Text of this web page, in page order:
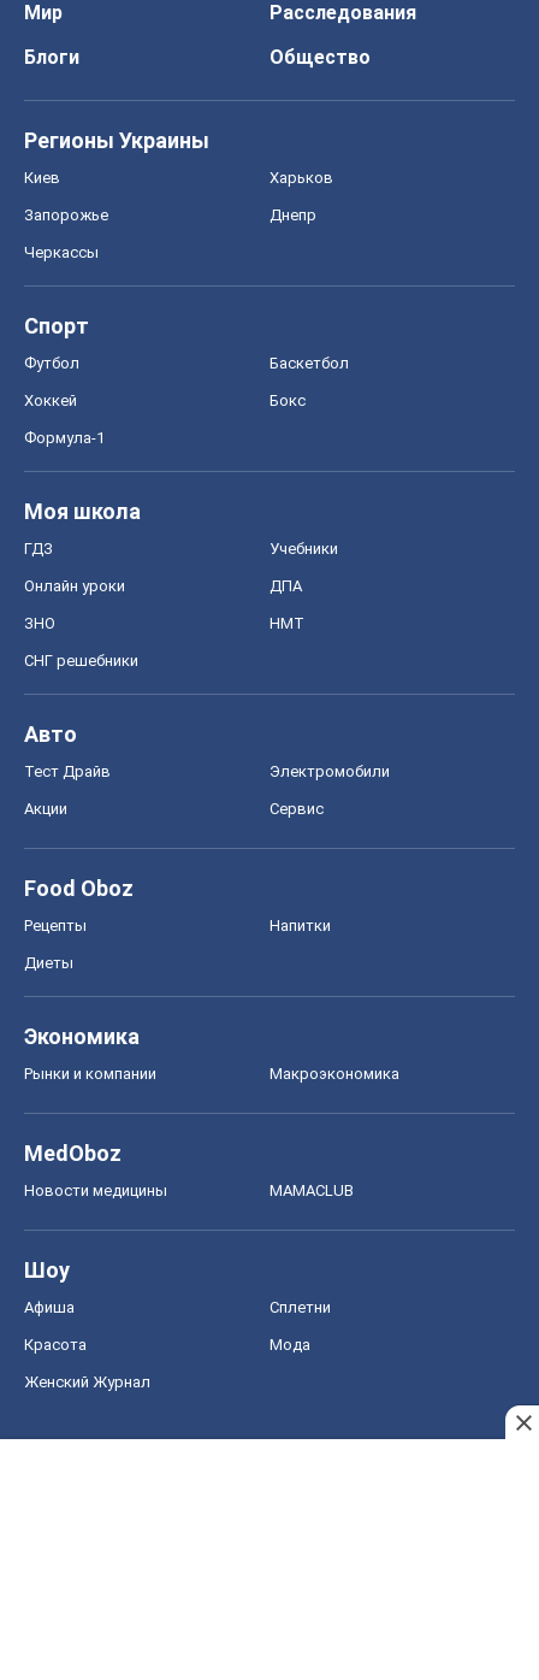
Мир
Расследования
Блоги
Общество
Регионы Украины
Киев Харьков
Запорожье Днепр
Черкассы
Спорт
Футбол Баскетбол
Хоккей Бокс
Формула-1
Моя школа
ГДЗ Учебники
Онлайн уроки ДПА
ЗНО НМТ
СНГ решебники
Авто
Тест Драйв Электромобили
Акции Сервис
Food Oboz
Рецепты Напитки
Диеты
Экономика
Рынки и компании Mакроэкономика
MedOboz
Новости медицины MAMACLUB
Шоу
Афиша Сплетни
Красота Мода
Женский Журнал